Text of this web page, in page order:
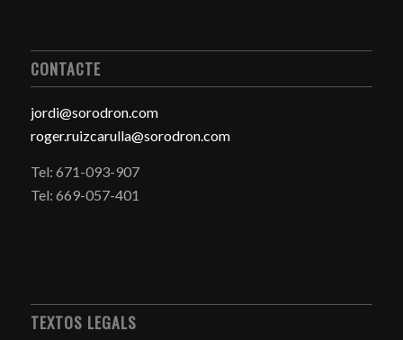
CONTACTE
jordi@sorodron.com
roger.ruizcarulla@sorodron.com
Tel: 671-093-907
Tel: 669-057-401
TEXTOS LEGALS